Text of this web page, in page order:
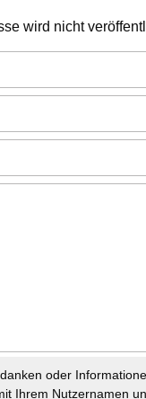
wird nicht
oder
Ihrem Nutzernamen